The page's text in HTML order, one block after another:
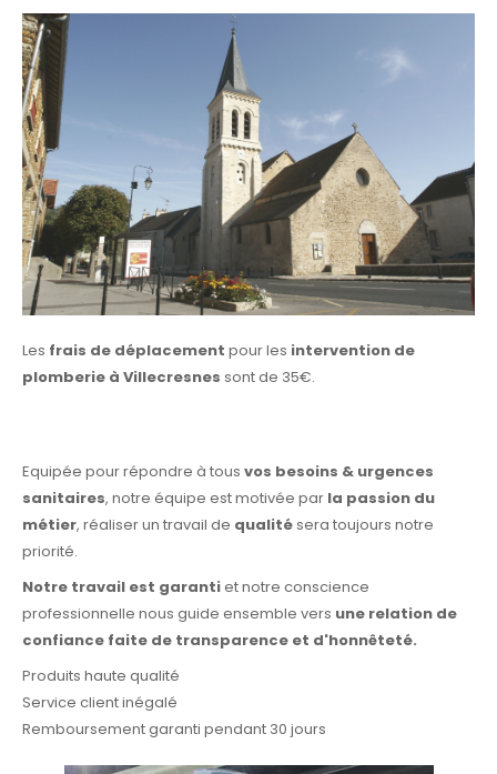
Les frais de déplacement pour les intervention de
plomberie à Villecresnes sont de 35€.
Equipée pour répondre à tous vos besoins & urgences
sanitaires, notre équipe est motivée par la passion du
métier, réaliser un travail de qualitésera toujours notre
priorité.
Notre travail est garantiet notre conscience
professionnelle nous guide ensemble vers une relation de
confiance faite de transparence et d'honnêteté.
Produits haute qualité
Service client inégalé
Remboursement garanti pendant 30 jours